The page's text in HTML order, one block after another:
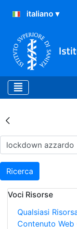
Risultati
Ricerca
Voci Risorse
Qualsiasi
Contenuto Web